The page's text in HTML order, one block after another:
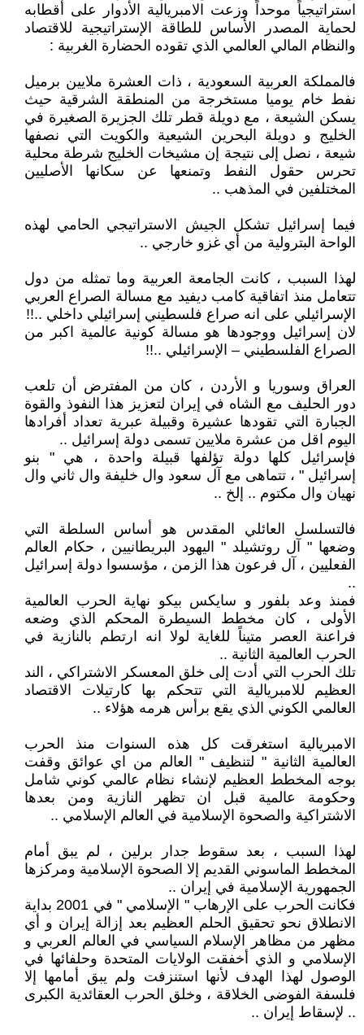
استراتيجياً موحداً وزعت الامبريالية الأدوار على أقطابه
لحماية المصدر الأساس للطاقة الإستراتيجية للاقتصاد
والنظام المالي العالمي الذي تقوده الحضارة الغربية :
فالمملكة العربية السعودية ، ذات العشرة ملايين برميل
نفط خام يوميا مستخرجة من المنطقة الشرقية حيث
يسكن الشيعة ، مع دويلة قطر تلك الجزيرة الصغيرة في
الخليج و دويلة البحرين الشيعية والكويت التي نصفها
شيعة ، نصل إلى نتيجة إن مشيخات الخليج شرطة محلية
تحرس حقول النفط وتمنعها عن سكانها الأصليين
المختلفين في المذهب ..
فيما إسرائيل تشكل الجيش الاستراتيجي الحامي لهذه
الواحة البترولية من أي غزو خارجي ..
لهذا السبب ، كانت الجامعة العربية وما تمثله من دول
تتعامل منذ اتفاقية كامب ديفيد مع مسالة الصراع العربي
الإسرائيلي على انه صراع فلسطيني إسرائيلي داخلي ..!!
لان إسرائيل ووجودها هو مسالة كونية عالمية اكبر من
الصراع الفلسطيني – الإسرائيلي ..!!
العراق وسوريا و الأردن ، كان من المفترض أن تلعب
دور الحليف مع الشاه في إيران لتعزيز هذا النفوذ والقوة
الجبارة التي تقودها عشيرة وقبيلة عبرية تعداد أفرادها
اليوم اقل من عشرة ملايين تسمى دولة إسرائيل ..
فإسرائيل كلها دولة تؤلفها قبيلة واحدة ، هي " بنو
إسرائيل " ، تتماهى مع آل سعود وال خليفة وال ثاني وال
نهيان وال مكتوم .. إلخ ..
فالتسلسل العائلي المقدس هو أساس السلطة التي
وضعها " آل روتشيلد " اليهود البريطانيين ، حكام العالم
الفعليين ، آل فرعون هذا الزمن ، مؤسسوا دولة إسرائيل
..
فمنذ وعد بلفور و سايكس بيكو نهاية الحرب العالمية
الأولى ، كان مخطط السيطرة المحكم الذي وضعه
فراعنة العصر متيناً للغاية لولا انه ارتطم بالنازية في
الحرب العالمية الثانية ..
تلك الحرب التي أدت إلى خلق المعسكر الاشتراكي ، الند
العظيم للامبريالية التي تتحكم بها كارتيلات الاقتصاد
العالمي الكوني الذي يقع برأس هرمه هؤلاء ..
الامبريالية استغرقت كل هذه السنوات منذ الحرب
العالمية الثانية " لتنظيف " العالم من اي عوائق وقفت
بوجه المخطط العظيم لإنشاء نظام عالمي كوني شامل
وحكومة عالمية قبل ان تظهر النازية ومن بعدها
الاشتراكية والصحوة الإسلامية في العالم الإسلامي ..
لهذا السبب ، بعد سقوط جدار برلين ، لم يبق أمام
المخطط الماسوني القديم إلا الصحوة الإسلامية ومركزها
الجمهورية الإسلامية في إيران ..
فكانت الحرب على الإرهاب " الإسلامي " في 2001 بداية
الانطلاق نحو تحقيق الحلم العظيم بعد إزالة إيران و أي
مظهر من مظاهر الإسلام السياسي في العالم العربي و
الإسلامي و الذي أخفقت الولايات المتحدة وحلفائها في
الوصول لهذا الهدف لأنها استنزفت ولم يبق أمامها إلا
فلسفة الفوضى الخلاقة ، وخلق الحرب العقائدية الكبرى
.. لإسقاط إيران ..